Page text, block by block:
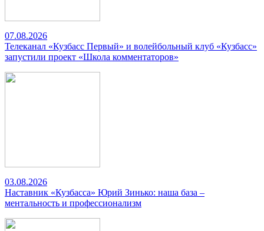
07.08.2026
Телеканал «Кузбасс Первый» и волейбольный клуб «Кузбасс»
запустили проект «Школа комментаторов»
03.08.2026
Наставник «Кузбасса» Юрий Зинько: наша база –
ментальность и профессионализм